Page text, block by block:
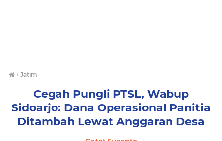
› Jatim
Cegah Pungli PTSL, Wabup
Sidoarjo: Dana Operasional Panitia
Ditambah Lewat Anggaran Desa